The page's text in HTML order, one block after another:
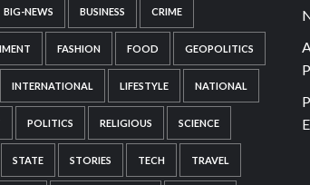
BIG-NEWS BUSINESS CRIME
FASHION FOOD GEOPOLITICS
INTERNATIONAL LIFESTYLE NATIONAL
POLITICS RELIGIOUS SCIENCE
STATE STORIES TECH TRAVEL